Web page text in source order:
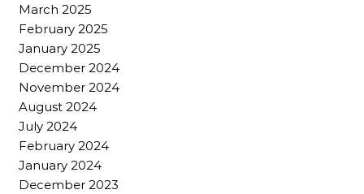
March 2025
February 2025
January 2025
December 2024
November 2024
August 2024
July 2024
February 2024
January 2024
December 2023